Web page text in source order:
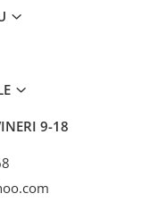
9-18